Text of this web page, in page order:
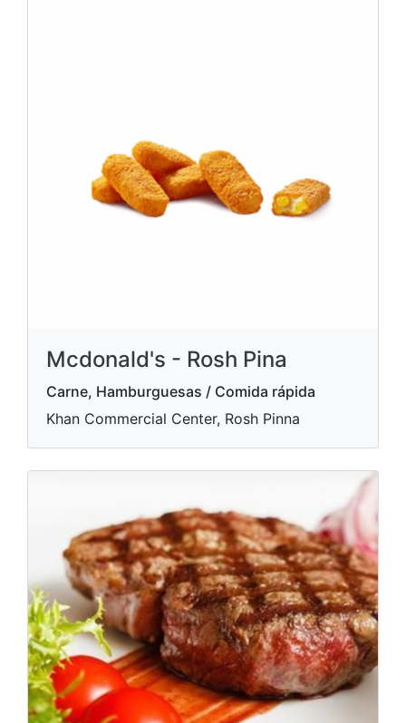
Mcdonald's - Rosh Pina
Carne, Hamburguesas / Comida rápida
Khan Commercial Center, Rosh Pinna